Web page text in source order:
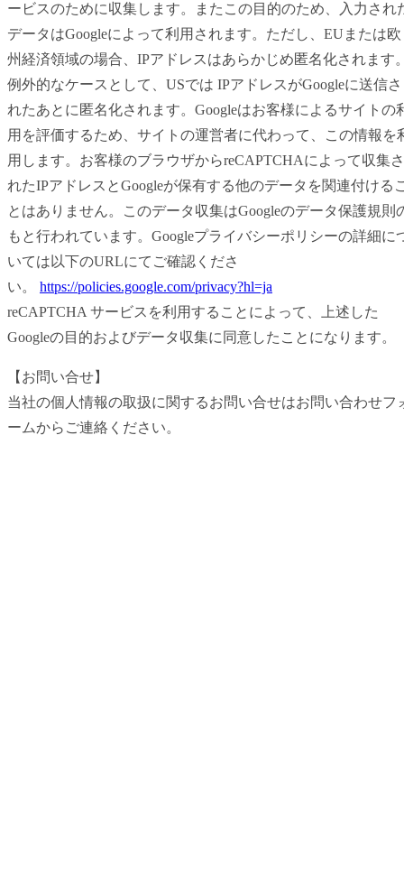
ービスのために収集します。またこの目的のため、入力され
データはGoogleによって利用されます。ただし、EUまたは欧
州経済領域の場合、IPアドレスはあらかじめ匿名化されます
例外的なケースとして、USでは IPアドレスがGoogleに送信さ
れたあとに匿名化されます。Googleはお客様によるサイトの
用を評価するため、サイトの運営者に代わって、この情報を
用します。お客様のブラウザからreCAPTCHAによって収集さ
れたIPアドレスとGoogleが保有する他のデータを関連付ける
とはありません。このデータ収集はGoogleのデータ保護規則
もと行われています。Googleプライバシーポリシーの詳細に
いては以下のURLにてご確認くださ
い。 https://policies.google.com/privacy?hl=ja
reCAPTCHA サービスを利用することによって、上述した
Googleの目的およびデータ収集に同意したことになります。
【お問い合せ】
当社の個人情報の取扱に関するお問い合せはお問い合わせフ
ームからご連絡ください。